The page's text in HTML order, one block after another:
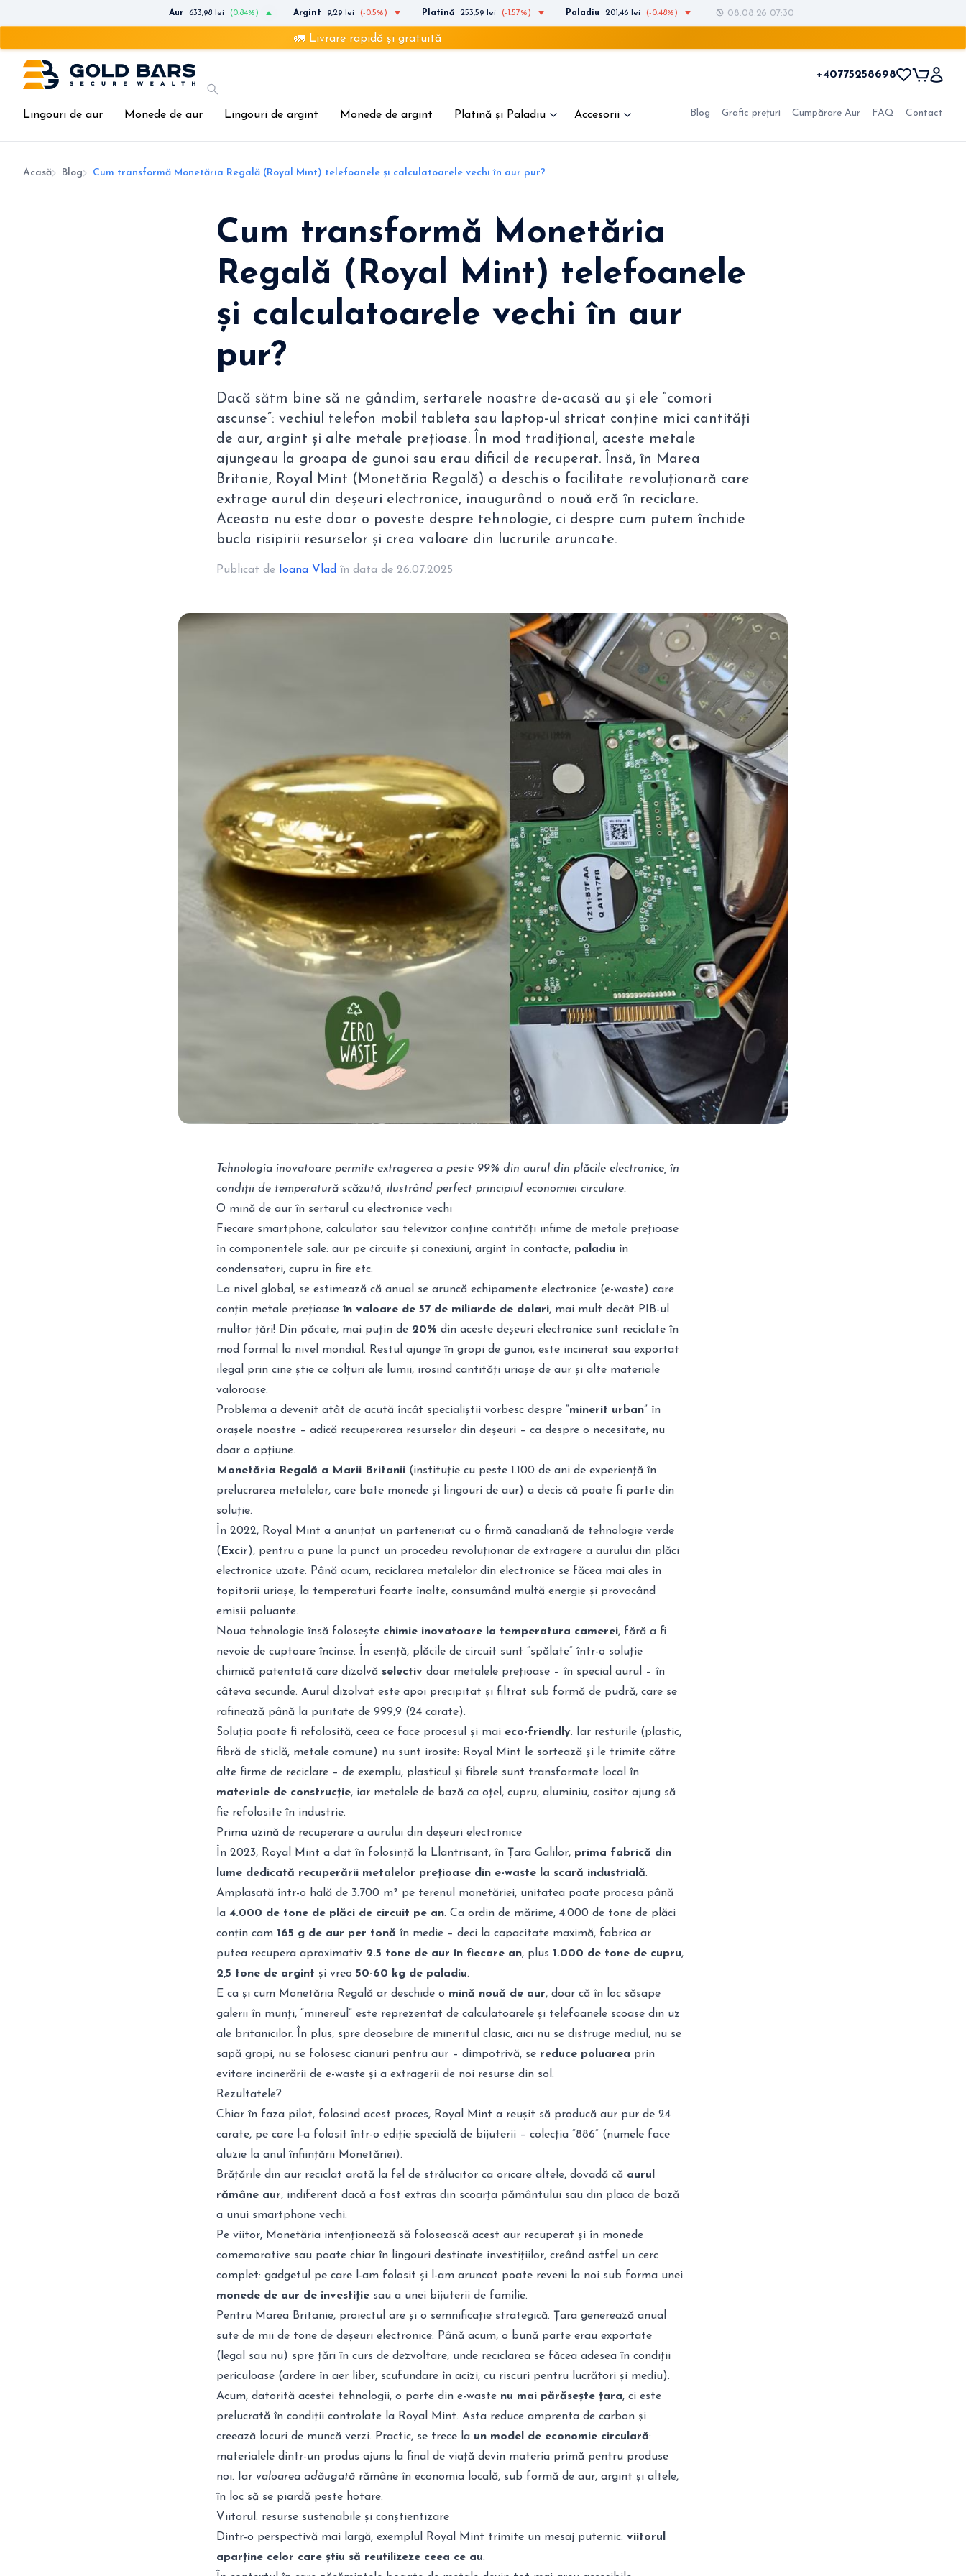
Aur 633,98 lei (0.84%) Argint 9,29 lei (-0.5%) Platină 253,59 lei (-1.57%) Paladiu 201,46 lei (-0.48%) 08.08.26 07:30
🚛 Livrare rapidă și gratuită
+40775258698
Lingouri de aur Monede de aur Lingouri de argint Monede de argint Platină și Paladiu Accesorii Blog Grafic prețuri Cumpărare Aur FAQ Contact
Acasă Blog Cum transformă Monetăria Regală (Royal Mint) telefoanele și calculatoarele vechi în aur pur?
Cum transformă Monetăria
Regală (Royal Mint) telefoanele
și calculatoarele vechi în aur
pur?
Dacă sătm bine să ne gândim, sertarele noastre de-acasă au și ele “comori
ascunse”: vechiul telefon mobil tableta sau laptop-ul stricat conține mici cantități
de aur, argint și alte metale prețioase. În mod tradițional, aceste metale
ajungeau la groapa de gunoi sau erau dificil de recuperat. Însă, în Marea
Britanie, Royal Mint (Monetăria Regală) a deschis o facilitate revoluționară care
extrage aurul din deșeuri electronice, inaugurând o nouă eră în reciclare.
Aceasta nu este doar o poveste despre tehnologie, ci despre cum putem închide
bucla risipirii resurselor și crea valoare din lucrurile aruncate.
Publicat de Ioana Vlad în data de 26.07.2025
Tehnologia inovatoare permite extragerea a peste 99% din aurul din plăcile electronice, în
condiții de temperatură scăzută, ilustrând perfect principiul economiei circulare.
O mină de aur în sertarul cu electronice vechi
Fiecare smartphone, calculator sau televizor conține cantități infime de metale prețioase
în componentele sale: aur pe circuite și conexiuni, argint în contacte, paladiu în
condensatori, cupru în fire etc.
La nivel global, se estimează că anual se aruncă echipamente electronice (e-waste) care
conțin metale prețioaseîn valoare de 57 de miliarde de dolari, mai mult decât PIB-ul
multor țări! Din păcate, mai puțin de 20% din aceste deșeuri electronice sunt reciclate în
mod formal la nivel mondial . Restul ajunge în gropi de gunoi, este incinerat sau exportat
ilegal prin cine știe ce colțuri ale lumii, irosind cantități uriașe de aur și alte materiale
valoroase.
Problema a devenit atât de acută încât specialiștii vorbesc despre “minerit urban” în
orașele noastre – adică recuperarea resurselor din deșeuri – ca despre o necesitate, nu
doar o opțiune.
Monetăria Regală a Marii Britanii (instituție cu peste 1.100 de ani de experiență în
prelucrarea metalelor, care bate monede și lingouri de aur) a decis că poate fi parte din
soluție.
În 2022, Royal Mint a anunțat un parteneriat cu o firmă canadiană de tehnologie verde
( Excir), pentru a pune la punct un procedeu revoluționar de extragere a aurului din plăci
electronice uzate. Până acum, reciclarea metalelor din electronice se făcea mai ales în
topitorii uriașe, la temperaturi foarte înalte, consumând multă energie și provocând
emisii poluante.
Noua tehnologie însă folosește chimie inovatoare la temperatura camerei, fără a fi
nevoie de cuptoare încinse. În esență, plăcile de circuit sunt “spălate” într-o soluție
chimică patentată care dizolvă selectiv doar metalele prețioase – în special aurul – în
câteva secunde. Aurul dizolvat este apoi precipitat și filtrat sub formă de pudră, care se
rafinează până la puritate de 999,9 (24 carate).
Soluția poate fi refolosită, ceea ce face procesul și mai eco-friendly. Iar resturile (plastic,
fibră de sticlă, metale comune) nu sunt irosite: Royal Mint le sortează și le trimite către
alte firme de reciclare – de exemplu, plasticul și fibrele sunt transformate local în
materiale de construcție, iar metalele de bază ca oțel, cupru, aluminiu, cositor ajung să
fie refolosite în industrie.
Prima uzină de recuperare a aurului din deșeuri electronice
În 2023, Royal Mint a dat în folosință la Llantrisant, în Țara Galilor, prima fabrică din
lume dedicată recuperării metalelor prețioase din e-waste la scară industrială.
Amplasată într-o hală de 3.700 m² pe terenul monetăriei, unitatea poate procesa până
la 4.000 de tone de plăci de circuit pe an. Ca ordin de mărime, 4.000 de tone de plăci
conțin cam 165 g de aur per tonă în medie – deci la capacitate maximă, fabrica ar
putea recupera aproximativ 2.5 tone de aur în fiecare an, plus 1.000 de tone de cupru,
2,5 tone de argint și vreo 50-60 kg de paladiu.
E ca și cum Monetăria Regală ar deschide o mină nouă de aur, doar că în loc săsape
galerii în munți, “minereul” este reprezentat de calculatoarele și telefoanele scoase din uz
ale britanicilor. În plus, spre deosebire de mineritul clasic, aici nu se distruge mediul, nu se
sapă gropi, nu se folosesc cianuri pentru aur – dimpotrivă, se reduce poluarea prin
evitare incinerării de e-waste și a extragerii de noi resurse din sol.
Rezultatele?
Chiar în faza pilot, folosind acest proces, Royal Mint a reușit să producă aur pur de 24
carate, pe care l-a folosit într-o ediție specială de bijuterii – colecția “886” (numele face
aluzie la anul înființării Monetăriei).
Brățările din aur reciclat arată la fel de strălucitor ca oricare altele, dovadă că aurul
rămâne aur, indiferent dacă a fost extras din scoarța pământului sau din placa de bază
a unui smartphone vechi.
Pe viitor, Monetăria intenționează să folosească acest aur recuperat și în monede
comemorative sau poate chiar în lingouri destinate investițiilor, creând astfel un cerc
complet: gadgetul pe care l-am folosit și l-am aruncat poate reveni la noi sub forma unei
monede de aur de investiție sau a unei bijuterii de familie.
Pentru Marea Britanie, proiectul are și o semnificație strategică. Țara generează anual
sute de mii de tone de deșeuri electronice. Până acum, o bună parte erau exportate
(legal sau nu) spre țări în curs de dezvoltare, unde reciclarea se făcea adesea în condiții
periculoase (ardere în aer liber, scufundare în acizi, cu riscuri pentru lucrători și mediu).
Acum, datorită acestei tehnologii, o parte din e-waste nu mai părăsește țara, ci este
prelucrată în condiții controlate la Royal Mint. Asta reduce amprenta de carbon și
creează locuri de muncă verzi. Practic, se trece la un model de economie circulară:
materialele dintr-un produs ajuns la final de viață devin materia primă pentru produse
noi. Iar valoarea adăugată rămâne în economia locală, sub formă de aur, argint și altele,
în loc să se piardă peste hotare.
Viitorul: resurse sustenabile și conștientizare
Dintr-o perspectivă mai largă, exemplul Royal Mint trimite un mesaj puternic: viitorul
aparține celor care știu să reutilizeze ceea ce au.